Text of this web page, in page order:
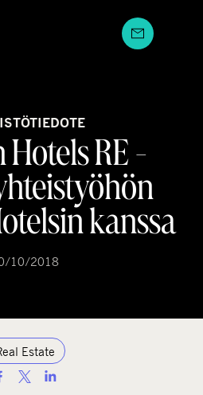
RE -
kanssa
10/2018
Estate